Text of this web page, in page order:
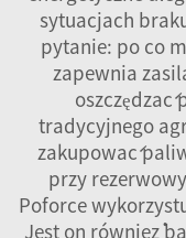
sytuacjach
pytanie: po co
zapewnia
oszczędzać
tradycyjnego
zakupować
przy
Poforce
Jest on również